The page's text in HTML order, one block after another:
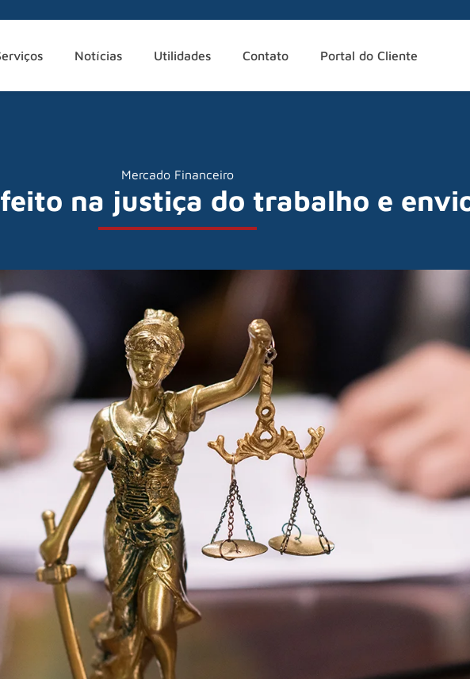
Notícias Utilidades Contato Portal do Cliente
Mercado Financeiro
na justiça do trabalho e